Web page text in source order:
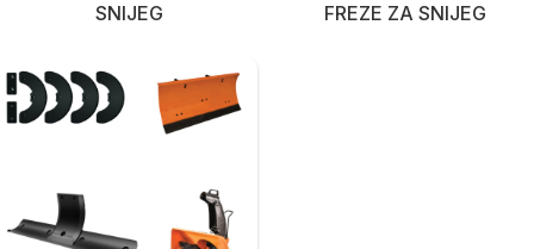
SNIJEG
FREZE ZA SNIJEG